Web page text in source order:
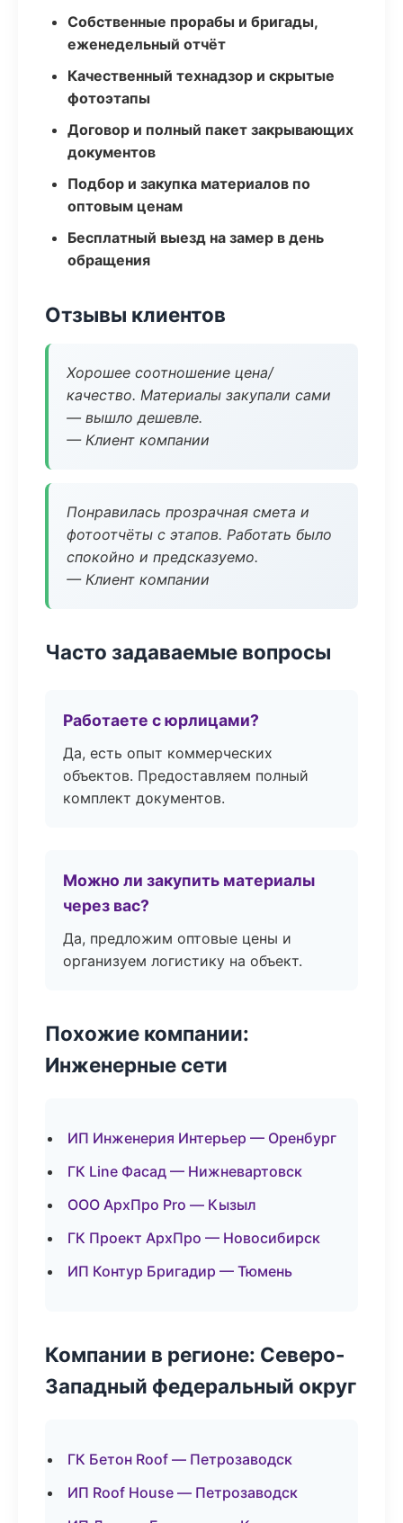
Собственные прорабы и бригады,
еженедельный отчёт
Качественный технадзор и скрытые
фотоэтапы
Договор и полный пакет закрывающих
документов
Подбор и закупка материалов по
оптовым ценам
Бесплатный выезд на замер в день
обращения
Отзывы клиентов
Хорошее соотношение цена/
качество. Материалы закупали сами
— вышло дешевле.
— Клиент компании
Понравилась прозрачная смета и
фотоотчёты с этапов. Работать было
спокойно и предсказуемо.
— Клиент компании
Часто задаваемые вопросы
Работаете с юрлицами?
Да, есть опыт коммерческих
объектов. Предоставляем полный
комплект документов.
Можно ли закупить материалы
через вас?
Да, предложим оптовые цены и
организуем логистику на объект.
Похожие компании:
Инженерные сети
ИП Инженерия Интерьер — Оренбург
ГК Line Фасад — Нижневартовск
ООО АрхПро Pro — Кызыл
ГК Проект АрхПро — Новосибирск
ИП Контур Бригадир — Тюмень
Компании в регионе: Северо-
Западный федеральный округ
ГК Бетон Roof — Петрозаводск
ИП Roof House — Петрозаводск